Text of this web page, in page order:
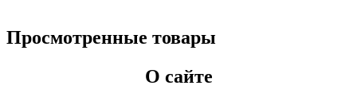
Просмотренные товары
О сайте